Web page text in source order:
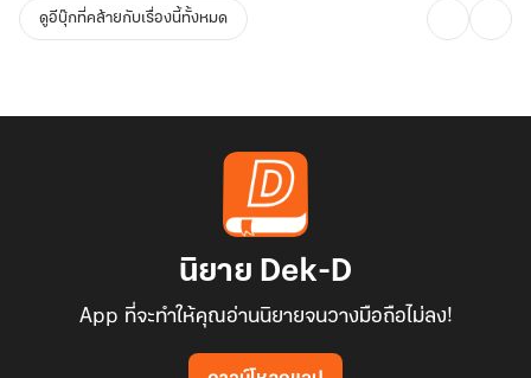
ดูอีบุ๊กที่คล้ายกับเรื่องนี้ทั้งหมด
นิยาย Dek-D
App ที่จะทำให้คุณอ่านนิยายจนวางมือถือไม่ลง!